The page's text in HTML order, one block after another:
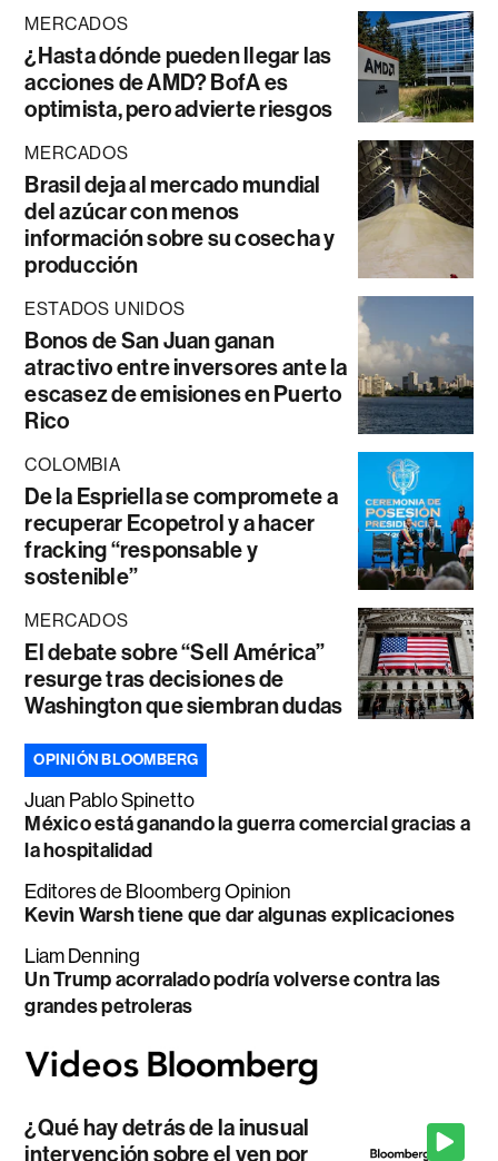
MERCADOS
¿Hasta dónde pueden llegar las
acciones de AMD? BofA es
optimista, pero advierte riesgos
MERCADOS
Brasil deja al mercado mundial
del azúcar con menos
información sobre su cosecha y
producción
ESTADOS UNIDOS
Bonos de San Juan ganan
atractivo entre inversores ante la
escasez de emisiones en Puerto
Rico
COLOMBIA
De la Espriella se compromete a
recuperar Ecopetrol y a hacer
fracking “responsable y
sostenible”
MERCADOS
El debate sobre “Sell América”
resurge tras decisiones de
Washington que siembran dudas
OPINIÓN BLOOMBERG
Juan Pablo Spinetto
México está ganando la guerra comercial gracias a
la hospitalidad
Editores de Bloomberg Opinion
Kevin Warsh tiene que dar algunas explicaciones
Liam Denning
Un Trump acorralado podría volverse contra las
grandes petroleras
¿Qué hay detrás de la inusual
intervención sobre el yen por